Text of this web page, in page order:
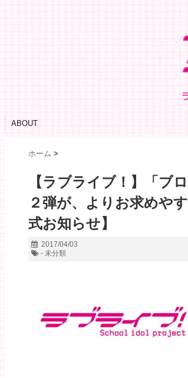
ABOUT
ホーム >
【ラブライブ！】「ブ
２弾が、よりお求めや
式お知らせ】
2017/04/03
- 未分類